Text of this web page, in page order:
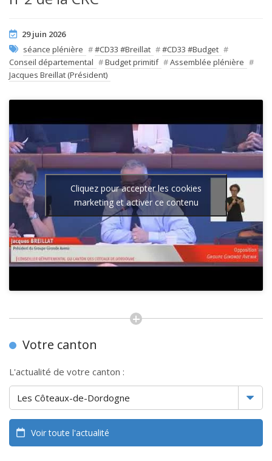
29 juin 2026
séance plénière ##CD33 #Breillat ##CD33 #Budget #
Conseil départemental #Budget primitif #Assemblée plénière #
Jacques Breillat (Président)
Cliquez pour accepter les cookies
marketing et activer ce contenu
Votre canton
L'actualité de votre canton :
Voir toute l'actualité